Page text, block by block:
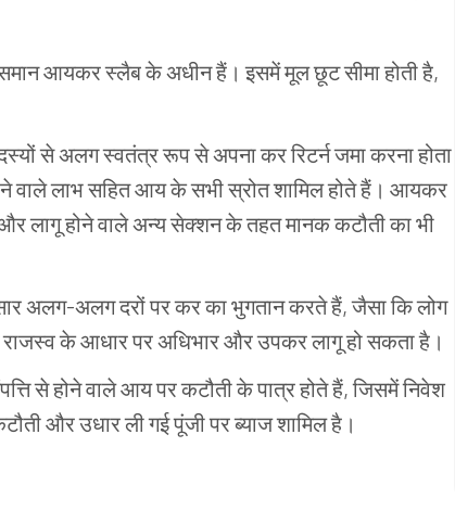
आयकरस्लैबकेअधीनहैं। इसमेंमूलछूटसीमाहोतीहै,
सेअलगस्वतंत्ररूपसेअपनाकररिटर्नजमाकरनाहोता
वालेलाभसहितआयकेसभीस्रोतशामिलहोतेहैं। आयकर
लागूहोनेवालेअन्यसेक्शनकेतहतमानककटौतीकाभी
अलग-अलगदरोंपरकरकाभुगतानकरतेहैं, जैसाकिलोग
राजस्वकेआधारपरअधिभारऔरउपकरलागूहोसकताहै।
सेहोनेवालेआयपरकटौतीकेपात्रहोतेहैं, जिसमेंनिवेश
औरउधारलीगईपूंजीपरब्याजशामिलहै।